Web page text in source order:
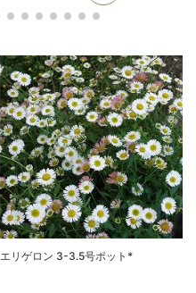
エリゲロン 3-3.5号ポット*